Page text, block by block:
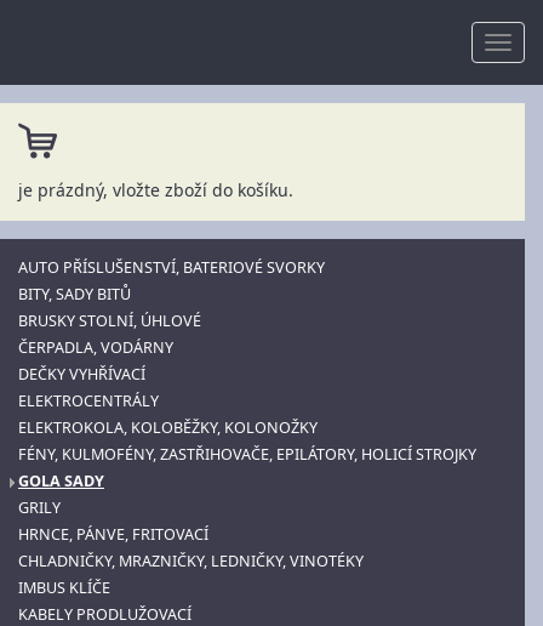
je prázdný, vložte zboží do košíku.
AUTO PŘÍSLUŠENSTVÍ, BATERIOVÉ SVORKY
BITY, SADY BITŮ
BRUSKY STOLNÍ, ÚHLOVÉ
ČERPADLA, VODÁRNY
DEČKY VYHŘÍVACÍ
ELEKTROCENTRÁLY
ELEKTROKOLA, KOLOBĚŽKY, KOLONOŽKY
FÉNY, KULMOFÉNY, ZASTŘIHOVAČE, EPILÁTORY, HOLICÍ STROJKY
GOLA SADY
GRILY
HRNCE, PÁNVE, FRITOVACÍ
CHLADNIČKY, MRAZNIČKY, LEDNIČKY, VINOTÉKY
IMBUS KLÍČE
KABELY PRODLUŽOVACÍ